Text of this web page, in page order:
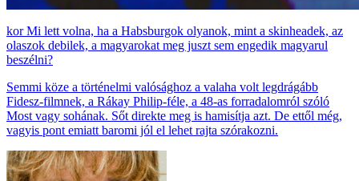
Mi lett volna, ha a Habsburgok olyanok, mint a skinheadek, az
olaszok debilek, a magyarokat meg juszt sem engedik magyarul
beszélni?
Semmi köze a történelmi valósághoz a valaha volt legdrágább
Fidesz-filmnek, a Rákay Philip-féle, a 48-as forradalomról szóló
Most vagy sohának. Sőt direkte meg is hamisítja azt. De ettől még,
vagyis pont emiatt baromi jól el lehet rajta szórakozni.